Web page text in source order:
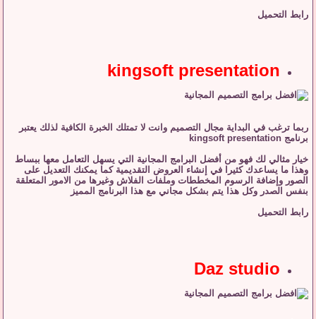
رابط التحميل
kingsoft presentation
ربما ترغب في البداية مجال التصميم وانت لا تمتلك الخبرة الكافية لذلك يعتبر
برنامج kingsoft presentation
خيار مثالي لك فهو من أفضل البرامج المجانية التي يسهل التعامل معها ببساط
وهذا ما يساعدك كثيرا في إنشاء العروض التقديمية كما يمكنك التعديل على
الصور وإضافة الرسوم المخططات وملفات الفلاش وغيرها من الامور المتعلقة
بنفس الصدر وكل هذا يتم بشكل مجاني مع هذا البرنامج المميز
رابط التحميل
Daz studio